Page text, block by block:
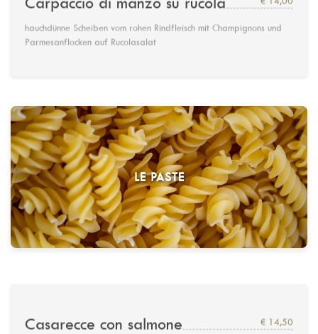
hauchdünne Scheiben vom rohen Rindfleisch mit Champignons und
Parmesanflocken auf Rucolasalat
LE PASTE
Casarecce con salmone € 14,50